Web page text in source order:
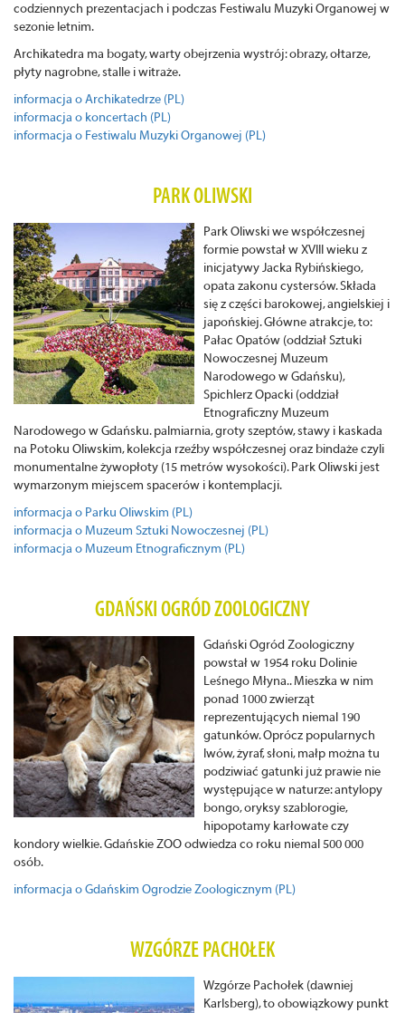
codziennych prezentacjach i podczas Festiwalu Muzyki Organowej w
sezonie letnim.
Archikatedra ma bogaty, warty obejrzenia wystrój: obrazy, ołtarze,
płyty nagrobne, stalle i witraże.
informacja o Archikatedrze (PL)
informacja o koncertach (PL)
informacja o Festiwalu Muzyki Organowej (PL)
PARK OLIWSKI
Park Oliwski we współczesnej
formie powstał w XVIII wieku z
inicjatywy Jacka Rybińskiego,
opata zakonu cystersów. Składa
się z części barokowej, angielskiej i
japońskiej. Główne atrakcje, to:
Pałac Opatów (oddział Sztuki
Nowoczesnej Muzeum
Narodowego w Gdańsku),
Spichlerz Opacki (oddział
Etnograficzny Muzeum
Narodowego w Gdańsku. palmiarnia, groty szeptów, stawy i kaskada
na Potoku Oliwskim, kolekcja rzeźby współczesnej oraz bindaże czyli
monumentalne żywopłoty (15 metrów wysokości). Park Oliwski jest
wymarzonym miejscem spacerów i kontemplacji.
informacja o Parku Oliwskim (PL)
informacja o Muzeum Sztuki Nowoczesnej (PL)
informacja o Muzeum Etnograficznym (PL)
GDAŃSKI OGRÓD ZOOLOGICZNY
Gdański Ogród Zoologiczny
powstał w 1954 roku Dolinie
Leśnego Młyna.. Mieszka w nim
ponad 1000 zwierząt
reprezentujących niemal 190
gatunków. Oprócz popularnych
lwów, żyraf, słoni, małp można tu
podziwiać gatunki już prawie nie
występujące w naturze: antylopy
bongo, oryksy szablorogie,
hipopotamy karłowate czy
kondory wielkie. Gdańskie ZOO odwiedza co roku niemal 500 000
osób.
informacja o Gdańskim Ogrodzie Zoologicznym (PL)
WZGÓRZE PACHOŁEK
Wzgórze Pachołek (dawniej
Karlsberg), to obowiązkowy punkt